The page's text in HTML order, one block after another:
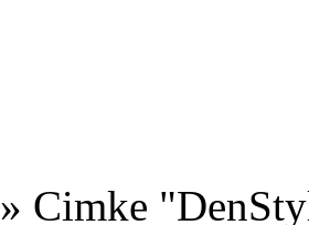
» Cimke